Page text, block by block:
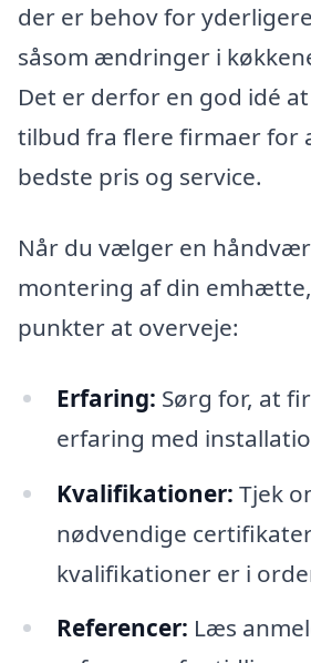
der er behov for
såsom ændringer i
Det er derfor en god idé
tilbud fra flere firmaer for
bedste pris og service.
Når du vælger en
montering af din
punkter at overveje:
Erfaring: Sørg for, at
erfaring med
Kvalifikationer: Tjek
nødvendige
kvalifikationer er i
Referencer: Læs